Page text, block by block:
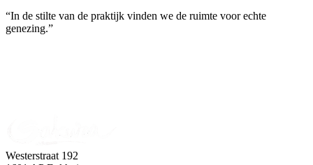
“In de stilte van de praktijk vinden we de ruimte voor echte
genezing.”
Westerstraat 192